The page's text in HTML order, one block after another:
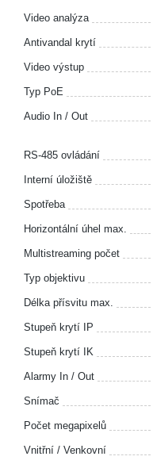
Video analýza
Antivandal krytí
Video výstup
Typ PoE
Audio In / Out
RS-485 ovládání
Interní úložiště
Spotřeba
Horizontální úhel max.
Multistreaming počet
Typ objektivu
Délka přísvitu max.
Stupeň krytí IP
Stupeň krytí IK
Alarmy In / Out
Snímač
Počet megapixelů
Vnitřní / Venkovní